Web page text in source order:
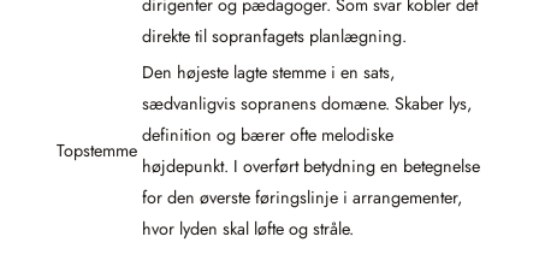
direkte til sopranfagets planlægning.
Topstemme
Den højeste lagte stemme i en sats,
sædvanligvis sopranens domæne. Skaber lys,
definition og bærer ofte melodiske
højdepunkt. I overført betydning en betegnelse
for den øverste føringslinje i arrangementer,
hvor lyden skal løfte og stråle.